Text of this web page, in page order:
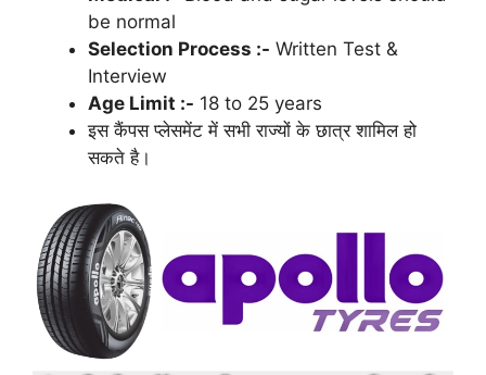
be normal
Selection Process :- Written Test &
Interview
Age Limit :- 18 to 25 years
इस कैंपस प्लेसमेंट में सभी राज्यों के छात्र शामिल हो
सकते है।